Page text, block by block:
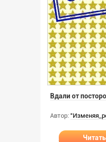
Вдали от
Автор:
Читать